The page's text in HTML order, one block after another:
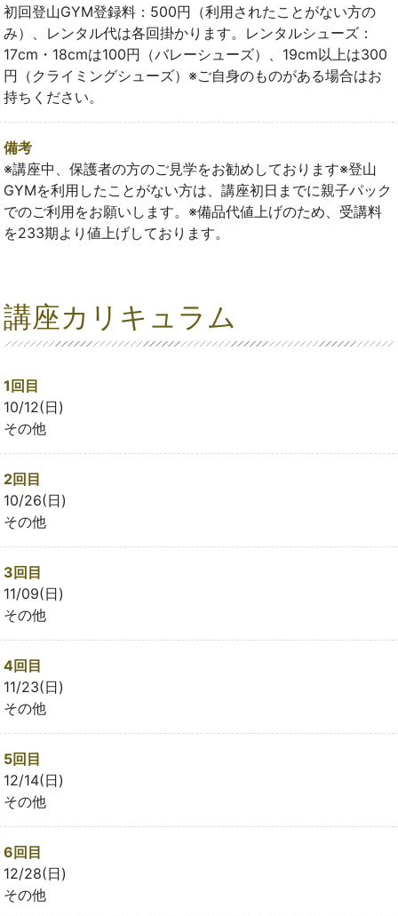
初回登山GYM登録料：500円（利用されたことがない方の
み）、レンタル代は各回掛かります。レンタルシューズ：
17cm・18cmは100円（バレーシューズ）、19cm以上は300
円（クライミングシューズ）※ご自身のものがある場合はお
持ちください。
備考
※講座中、保護者の方のご見学をお勧めしております※登山
GYMを利用したことがない方は、講座初日までに親子パック
でのご利用をお願いします。※備品代値上げのため、受講料
を233期より値上げしております。
講座カリキュラム
1回目
10/12(日)
その他
2回目
10/26(日)
その他
3回目
11/09(日)
その他
4回目
11/23(日)
その他
5回目
12/14(日)
その他
6回目
12/28(日)
その他